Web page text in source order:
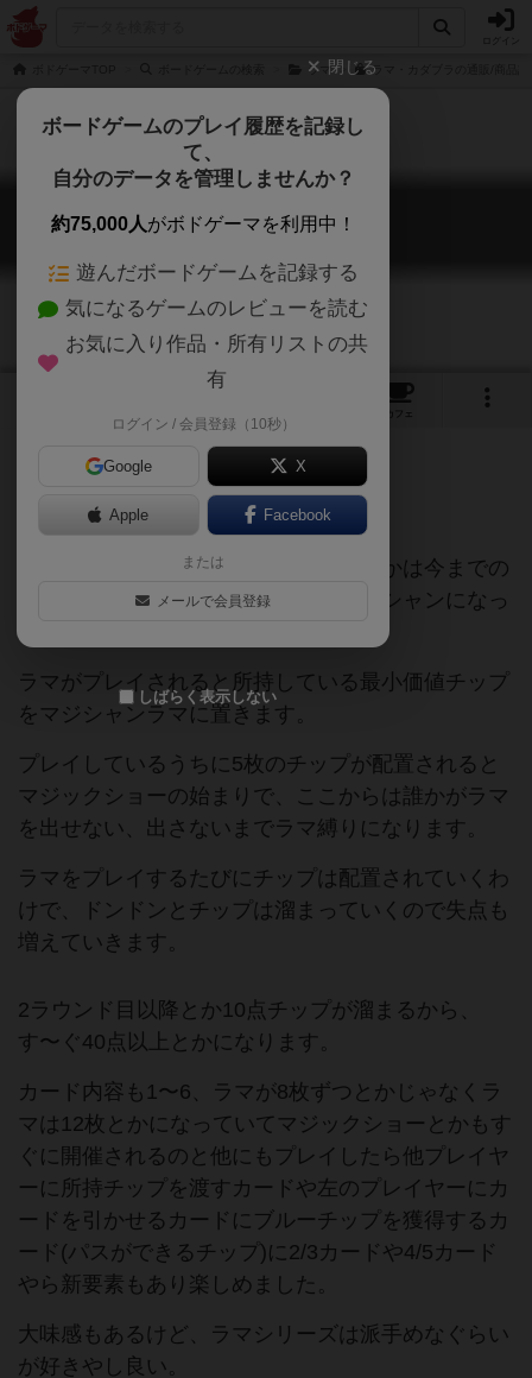
ラマ ラマ・カダブラの通販/商品詳
ラマ・カダブラ
L.A.M.A. Kadabra
カフェ
ラマシリーズ新作のラマカダブラ。
ゲームのプレイ感やゲーム終了条件とかは今までの
ラマと同じですが、今度のラマはマジシャンになっ
ています。
ラマがプレイされると所持している最小価値チップ
をマジシャンラマに置きます。
プレイしているうちに5枚のチップが配置されると
マジックショーの始まりで、ここからは誰かがラマ
を出せない、出さないまでラマ縛りになります。
ラマをプレイするたびにチップは配置されていくわ
けで、ドンドンとチップは溜まっていくので失点も
増えていきます。
2ラウンド目以降とか10点チップが溜まるから、
す〜ぐ40点以上とかになります。
カード内容も1〜6、ラマが8枚ずつとかじゃなくラ
マは12枚とかになっていてマジックショーとかもす
ぐに開催されるのと他にもプレイしたら他プレイヤ
ーに所持チップを渡すカードや左のプレイヤーにカ
ードを引かせるカードにブルーチップを獲得するカ
ード(パスができるチップ)に2/3カードや4/5カード
やら新要素もあり楽しめました。
大味感もあるけど、ラマシリーズは派手めなぐらい
が好きやし良い。
閉じる
ボードゲームのプレイ履歴を記録し
て、
自分のデータを管理しませんか？
約75,000人がボドゲーマを利用中！
遊んだボードゲームを記録する
気になるゲームのレビューを読む
お気に入り作品・所有リストの共
有
ログイン / 会員登録（10秒）
Google X
Apple Facebook
または
メールで会員登録
しばらく表示しない